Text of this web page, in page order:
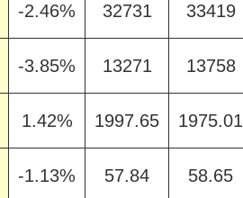
-2.46% 32731 33419
-3.85% 13271 13758
1.42% 1997.65 1975.01
-1.13% 57.84 58.65